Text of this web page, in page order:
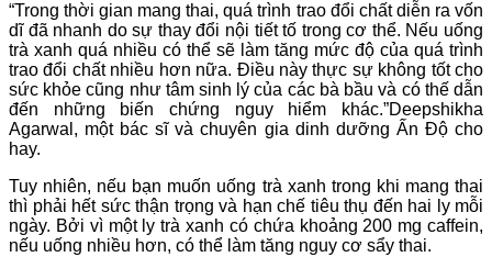
“Trong thời gian mang thai, quá trình trao đổi chất diễn ra vốn
dĩ đã nhanh do sự thay đổi nội tiết tố trong cơ thể. Nếu uống
trà xanh quá nhiều có thể sẽ làm tăng mức độ của quá trình
trao đổi chất nhiều hơn nữa. Điều này thực sự không tốt cho
sức khỏe cũng như tâm sinh lý của các bà bầu và có thế dẫn
đến những biến chứng nguy hiểm khác.”Deepshikha
Agarwal, một bác sĩ và chuyên gia dinh dưỡng Ấn Độ cho
hay.
Tuy nhiên, nếu bạn muốn uống trà xanh trong khi mang thai
thì phải hết sức thận trọng và hạn chế tiêu thụ đến hai ly mỗi
ngày. Bởi vì một ly trà xanh có chứa khoảng 200 mg caffein,
nếu uống nhiều hơn, có thể làm tăng nguy cơ sẩy thai.